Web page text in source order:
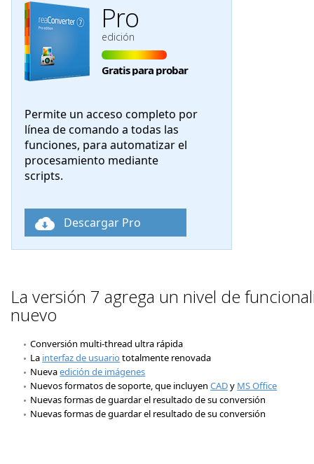
Pro
edición
Gratis para probar
Permite un acceso completo por
línea de comando a todas las
funciones, para automatizar el
procesamiento mediante
scripts.
Descargar Pro
La versión 7 agrega un nivel de
nuevo
Conversión multi-thread ultra rápida
La interfaz de usuario totalmente renovada
Nuevaedición de imágenes
Nuevos formatos de soporte, que incluyenCADy MS Office
Nuevas formas de guardar el resultado de su conversión
Nuevas formas de guardar el resultado de su conversión